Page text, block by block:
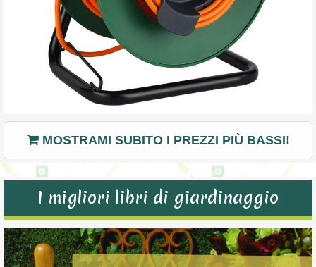
MOSTRAMI SUBITO I PREZZI PIÙ BASSI!
I migliori libri di giardinaggio